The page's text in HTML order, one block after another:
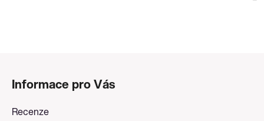
Informace pro Vás
Recenze